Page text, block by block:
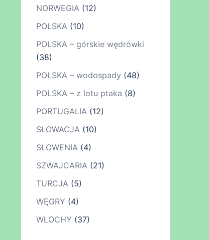
NORWEGIA(12)
POLSKA(10)
POLSKA – górskie wędrówki
(38)
POLSKA – wodospady (48)
POLSKA – z lotu ptaka (8)
PORTUGALIA(12)
SŁOWACJA(10)
SŁOWENIA(4)
SZWAJCARIA(21)
TURCJA(5)
WĘGRY (4)
WŁOCHY (37)